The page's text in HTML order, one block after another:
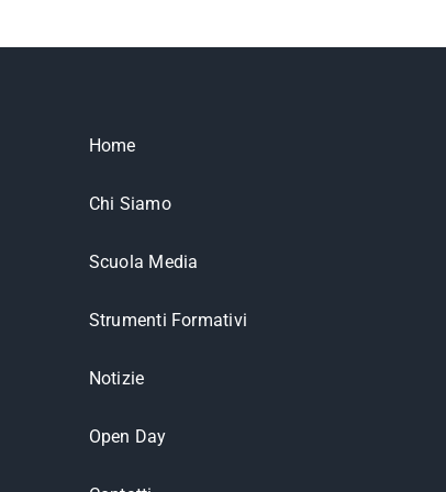
Home
Chi Siamo
Scuola Media
Strumenti Formativi
Notizie
Open Day